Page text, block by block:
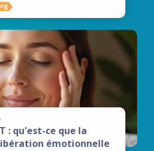
: qu'est-ce que la
émotionnelle